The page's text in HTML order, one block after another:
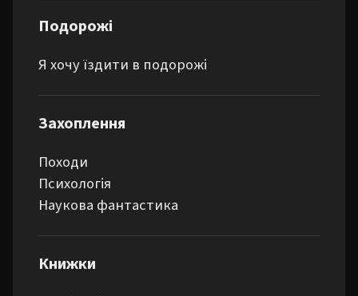
Подорожі
Я хочу їздити в подорожі
Захоплення
Походи
Психологія
Наукова фантастика
Книжки